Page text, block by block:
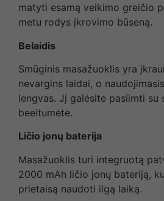
matyti esamą veikimo greičio
metu rodys įkrovimo būseną.
Belaidis
Smūginis masažuoklis yra
nevargins laidai, o
lengvas. Jį galėsite pasiimti su
beeitumėte.
Ličio jonų baterija
Masažuoklis turi integruotą
2000 mAh ličio jonų bateriją,
prietaisą naudoti ilgą laiką.